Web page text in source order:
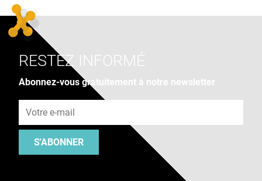
RESTEZ INFORMÉ
Abonnez-vous gratuitement à notre newsletter
S'ABONNER